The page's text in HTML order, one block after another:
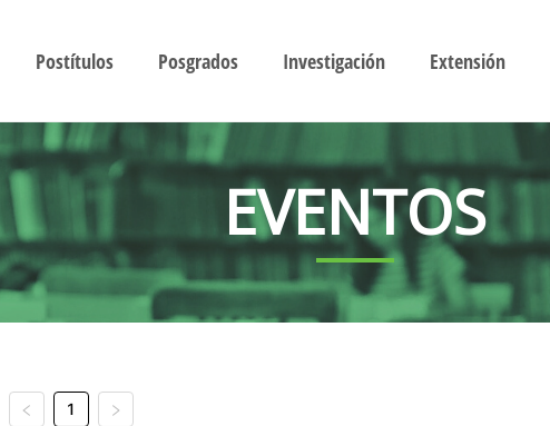
Postítulos Posgrados Investigación Extensión
EVENTOS
1